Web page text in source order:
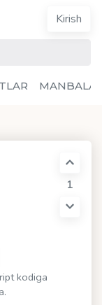
Kirish
kodiga
1